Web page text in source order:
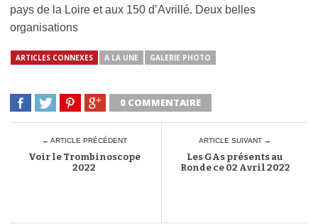
pays de la Loire et aux 150 d’Avrillé. Deux belles
organisations
ARTICLES CONNEXES A LA UNE GALERIE PHOTO
0 COMMENTAIRE
← ARTICLE PRÉCÉDENT
Voir le Trombinoscope
2022
ARTICLE SUIVANT →
Les GAs présents au
Ronde ce 02 Avril 2022